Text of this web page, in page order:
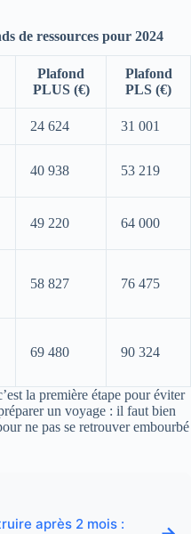
de ressources pour 2024
Plafond
PLUS (€)
Plafond
PLS (€)
24 624 31 001
40 938 53 219
49 220 64 000
58 827 76 475
69 480 90 324
la première étape pour éviter
un voyage : il faut bien
ne pas se retrouver embourbé
après 2 mois :